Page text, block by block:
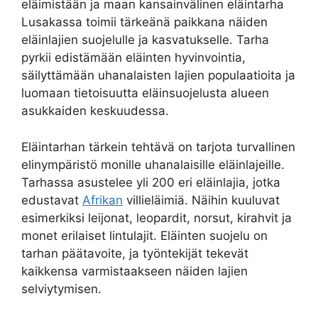
eläimistään ja maan kansainvälinen eläintarha
Lusakassa toimii tärkeänä paikkana näiden
eläinlajien suojelulle ja kasvatukselle. Tarha
pyrkii edistämään eläinten hyvinvointia,
säilyttämään uhanalaisten lajien populaatioita ja
luomaan tietoisuutta eläinsuojelusta alueen
asukkaiden keskuudessa.
Eläintarhan tärkein tehtävä on tarjota turvallinen
elinympäristö monille uhanalaisille eläinlajeille.
Tarhassa asustelee yli 200 eri eläinlajia, jotka
edustavat Afrikan villieläimiä. Näihin kuuluvat
esimerkiksi leijonat, leopardit, norsut, kirahvit ja
monet erilaiset lintulajit. Eläinten suojelu on
tarhan päätavoite, ja työntekijät tekevät
kaikkensa varmistaakseen näiden lajien
selviytymisen.